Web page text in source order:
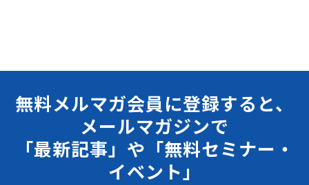
無料メルマガ会員に登録すると、
メールマガジンで
「最新記事」や「無料セミナー・
イベント」